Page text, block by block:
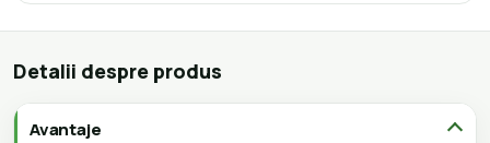
Detalii despre produs
Avantaje